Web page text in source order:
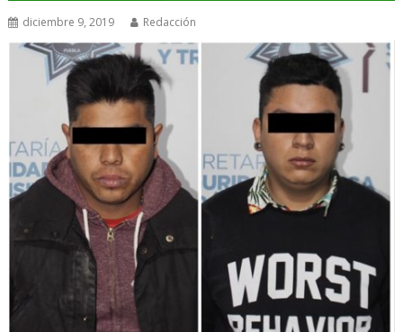
diciembre 9, 2019 Redacción